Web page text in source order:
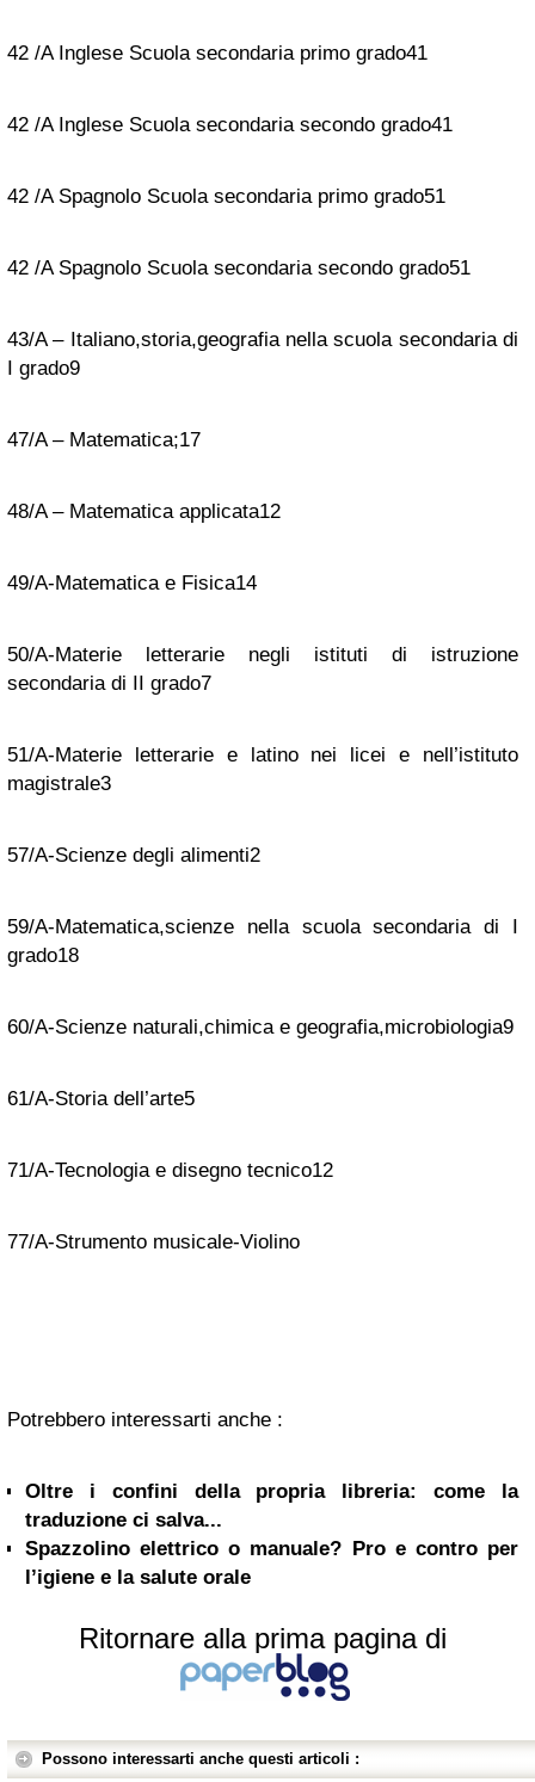
42 /A Inglese Scuola secondaria primo grado41
42 /A Inglese Scuola secondaria secondo grado41
42 /A Spagnolo Scuola secondaria primo grado51
42 /A Spagnolo Scuola secondaria secondo grado51
43/A – Italiano,storia,geografia nella scuola secondaria di
I grado9
47/A – Matematica;17
48/A – Matematica applicata12
49/A-Matematica e Fisica14
50/A-Materie letterarie negli istituti di istruzione
secondaria di II grado7
51/A-Materie letterarie e latino nei licei e nell’istituto
magistrale3
57/A-Scienze degli alimenti2
59/A-Matematica,scienze nella scuola secondaria di I
grado18
60/A-Scienze naturali,chimica e geografia,microbiologia9
61/A-Storia dell’arte5
71/A-Tecnologia e disegno tecnico12
77/A-Strumento musicale-Violino
Potrebbero interessarti anche :
Oltre i confini della propria libreria: come la
traduzione ci salva...
Spazzolino elettrico o manuale? Pro e contro per
l’igiene e la salute orale
Ritornare alla prima pagina di
Possono interessarti anche questi articoli :